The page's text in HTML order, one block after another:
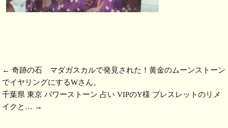
←奇跡の石 マダガスカルで発見された！黄金のムーンストーン
でイヤリングにするWさん。
千葉県 東京 パワーストーン 占い VIPのY様 ブレスレットのリメ
イクと… →